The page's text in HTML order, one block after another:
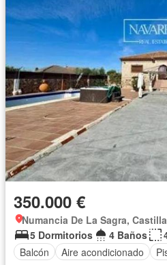
350.000 €
Numancia De La Sagra,
5 Dormitorios
4 Baños
Balcón
Aire acondicionado